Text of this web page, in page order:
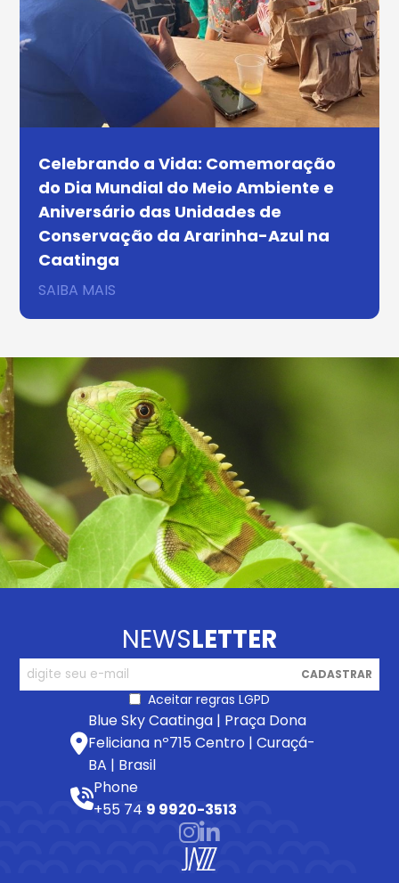
Celebrando a Vida: Comemoração
do Dia Mundial do Meio Ambiente e
Aniversário das Unidades de
Conservação da Ararinha-Azul na
Caatinga
SAIBA MAIS
NEWSLETTER
CADASTRAR
Aceitar regras LGPD
Blue Sky Caatinga | Praça Dona
Feliciana nº715 Centro | Curaçá-
BA | Brasil
Phone
+55 74 9 9920-3513